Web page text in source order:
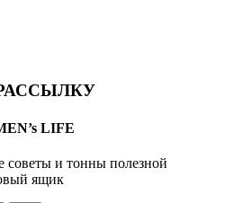
LIFE
советы и тонны полезной
ящик